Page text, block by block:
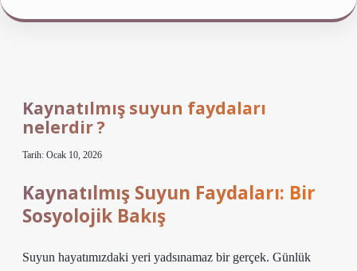
Kaynatılmış suyun faydaları
nelerdir ?
Tarih: Ocak 10, 2026
Kaynatılmış Suyun Faydaları: Bir
Sosyolojik Bakış
Suyun hayatımızdaki yeri yadsınamaz bir gerçek. Günlük